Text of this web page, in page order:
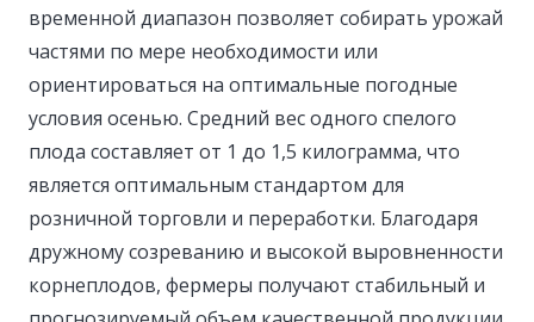
временной диапазон позволяет собирать урожай
частями по мере необходимости или
ориентироваться на оптимальные погодные
условия осенью. Средний вес одного спелого
плода составляет от 1 до 1,5 килограмма, что
является оптимальным стандартом для
розничной торговли и переработки. Благодаря
дружному созреванию и высокой выровненности
корнеплодов, фермеры получают стабильный и